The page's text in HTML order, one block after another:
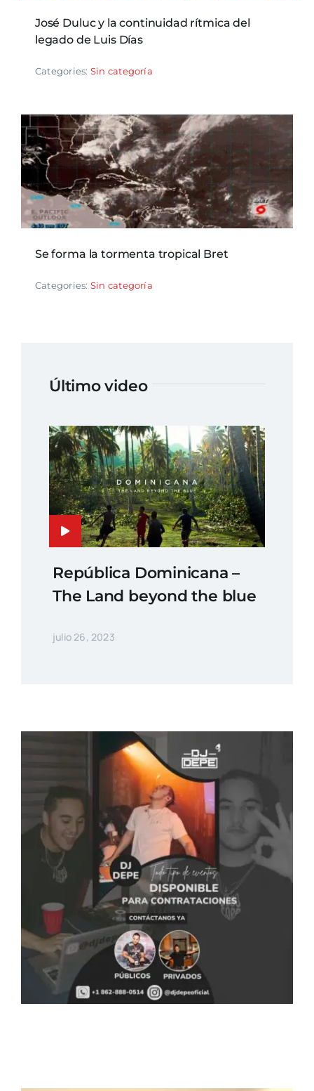
José Duluc y la continuidad rítmica del
legado de Luis Días
Categories: Sin categoría
Se forma la tormenta tropical Bret
Categories: Sin categoría
Último video
República Dominicana –
The Land beyond the blue
julio 26, 2023